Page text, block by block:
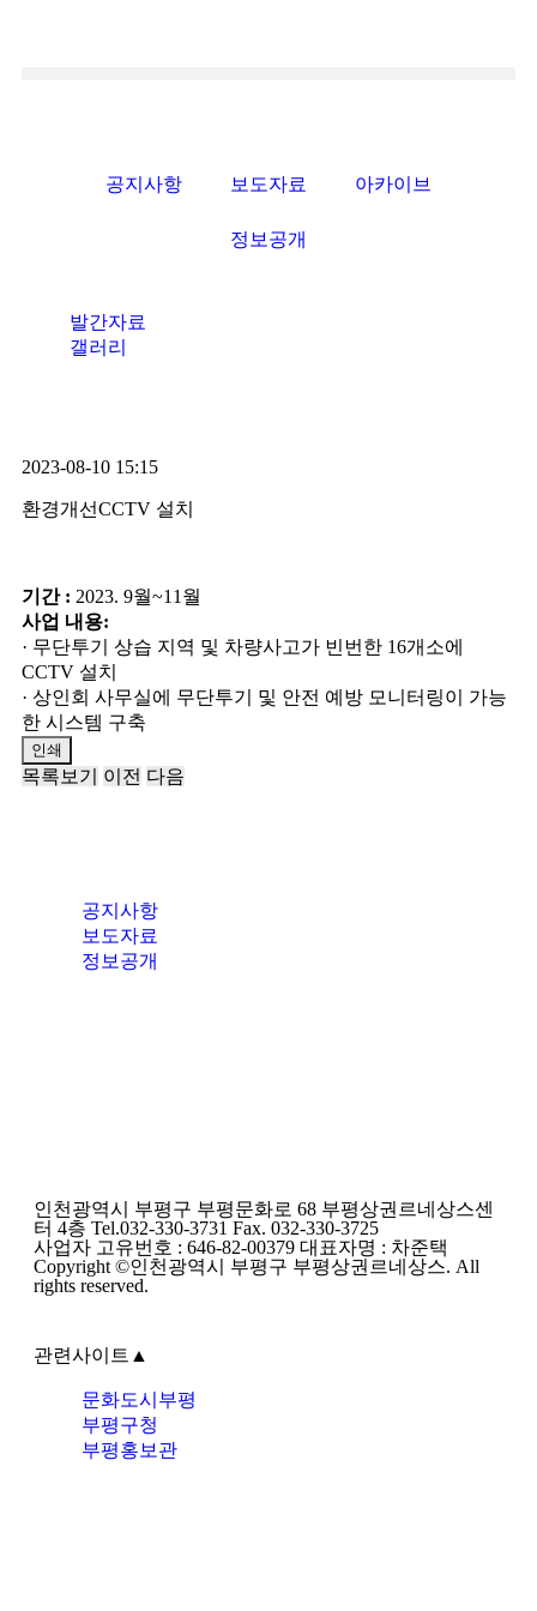
공지사항 보도자료 아카이브
정보공개
발간자료
갤러리
2023-08-10 15:15
환경개선CCTV 설치
기간 : 2023. 9월~11월
사업 내용:
· 무단투기 상습 지역 및 차량사고가 빈번한 16개소에
CCTV 설치
· 상인회 사무실에 무단투기 및 안전 예방 모니터링이 가능
한 시스템 구축
인쇄
목록보기 이전 다음
공지사항
보도자료
정보공개
인천광역시 부평구 부평문화로 68 부평상권르네상스센
터 4층 Tel.032-330-3731 Fax. 032-330-3725
사업자 고유번호 : 646-82-00379 대표자명 : 차준택
Copyright ©인천광역시 부평구 부평상권르네상스. All
rights reserved.
관련사이트 ▲
문화도시부평
부평구청
부평홍보관